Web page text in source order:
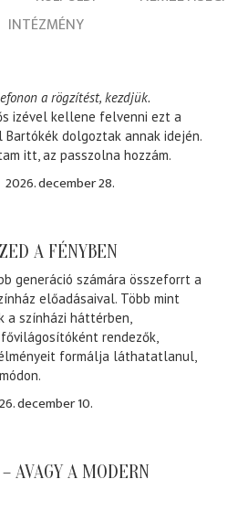
INTÉZMÉNY
a rögzítést, kezdjük.
izével kellene felvenni ezt a
dolgoztak annak idején.
itt, az passzolna hozzám.
2026. december 28.
A FÉNYBEN
generáció számára összeforrt a
előadásaival. Több mint
a színházi háttérben,
rendezők,
formálja láthatatlanul,
december 10.
AVAGY A MODERN